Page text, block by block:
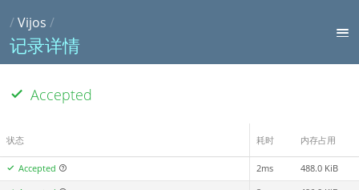
/Vijos /
记录详情
Accepted
状态 耗时 内存占用
Accepted 2ms 488.0 KiB